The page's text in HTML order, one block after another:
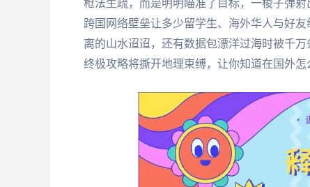
枪法生疏，而是明明瞄准了目标，一梭子弹
跨国网络壁垒让多少留学生、海外华人与好
离的山水迢迢，还有数据包漂洋过海时被千
终极攻略将撕开地理束缚，让你知道在国外怎